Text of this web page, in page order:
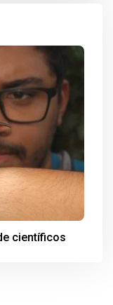
científicos